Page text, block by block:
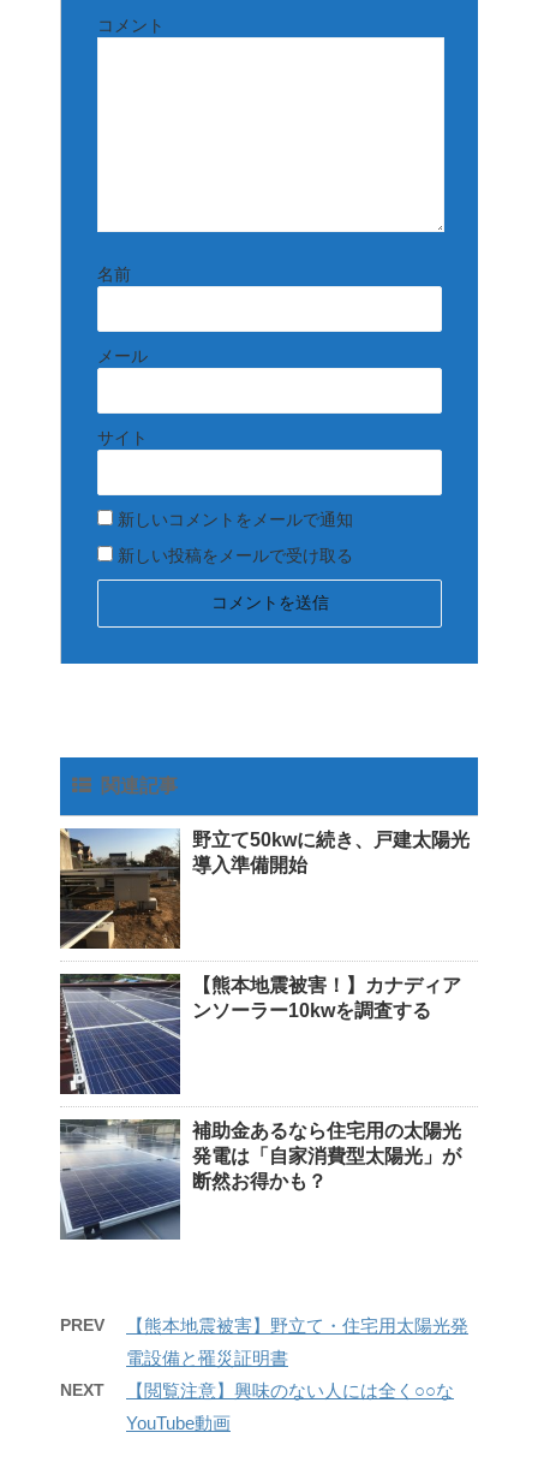
コメント
名前
メール
サイト
新しいコメントをメールで通知
新しい投稿をメールで受け取る
関連記事
野立て50kwに続き、戸建太陽光
導入準備開始
【熊本地震被害！】カナディア
ンソーラー10kwを調査する
補助金あるなら住宅用の太陽光
発電は「自家消費型太陽光」が
断然お得かも？
PREV
【熊本地震被害】野立て・住宅用太陽光発
電設備と罹災証明書
NEXT
【閲覧注意】興味のない人には全く○○な
YouTube動画